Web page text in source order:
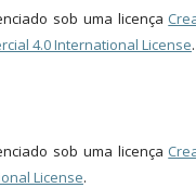
sob uma licença
4.0 International License.
sob uma licença
License.